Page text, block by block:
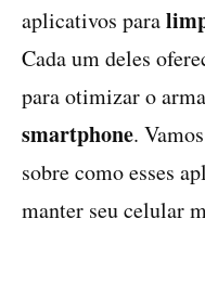
aplicativos para
Cada um deles
para otimizar o
smartphone.
sobre como esses
manter seu celular